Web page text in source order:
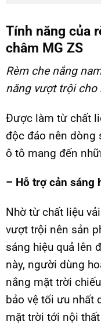
Tính năng của
châm MG ZS
Rèm che nắng
năng vượt trội cho
Được làm từ chất
độc đáo nên dòng
ô tô mang đến
– Hỗ trợ cản sáng
Nhờ từ chất liệu
vượt trội nên sản
sáng hiệu quả lên
này, người dùng
nắng mặt trời
bảo vệ tối ưu nhất
mặt trời tới nội